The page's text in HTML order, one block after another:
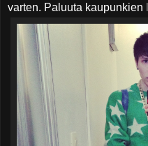
varten. Paluuta kaupunkien